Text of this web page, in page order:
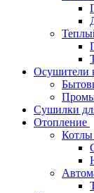
Осушители
Сушилки
Отопление
Котлы